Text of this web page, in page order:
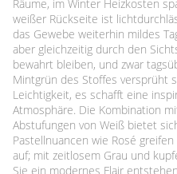
Räume, im Winter Heizkosten
weißer Rückseite ist
das Gewebe weiterhin mildes
aber gleichzeitig durch den
bewahrt bleiben, und zwar
Mintgrün des Stoffes versprüht
Leichtigkeit, es schafft eine
Atmosphäre. Die Kombination
Abstufungen von Weiß bietet
Pastellnuancen wie Rosé
auf; mit zeitlosem Grau und
Sie ein modernes Flair